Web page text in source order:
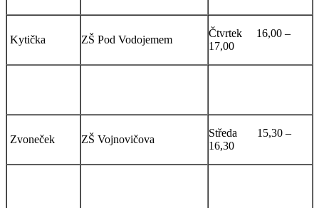
Kytička ZŠ Pod Vodojemem
Čtvrtek 16,00 –
17,00
Zvoneček ZŠ Vojnovičova
Středa 15,30 –
16,30